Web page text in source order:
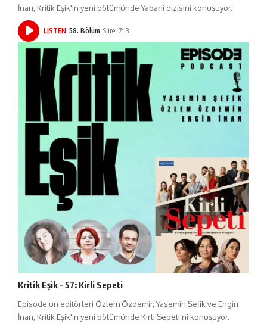
İnan, Kritik Eşik'in yeni bölümünde Yabani dizisini konuşuyor.
LISTEN 58. Bölüm Süre: 7:13
Kritik Eşik – 57: Kirli Sepeti
Episode’un editörleri Özlem Özdemir, Yasemin Şefik ve Engin
İnan, Kritik Eşik'in yeni bölümünde Kirli Sepeti'ni konuşuyor.